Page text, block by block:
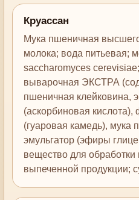
Круассан
Мука пшеничная
молока; вода питьевая;
saccharomyces
выварочная ЭКСТРА
пшеничная клейковина,
(аскорбиновая
(гуаровая камедь), мука
эмульгатор (эфиры
вещество для
выпеченной продукции;